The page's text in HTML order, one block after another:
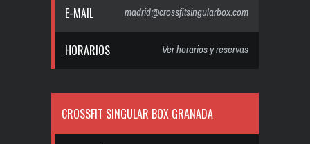
E-MAIL madrid@crossfitsingularbox.com
HORARIOS Ver horarios y reservas
CROSSFIT SINGULAR BOX GRANADA